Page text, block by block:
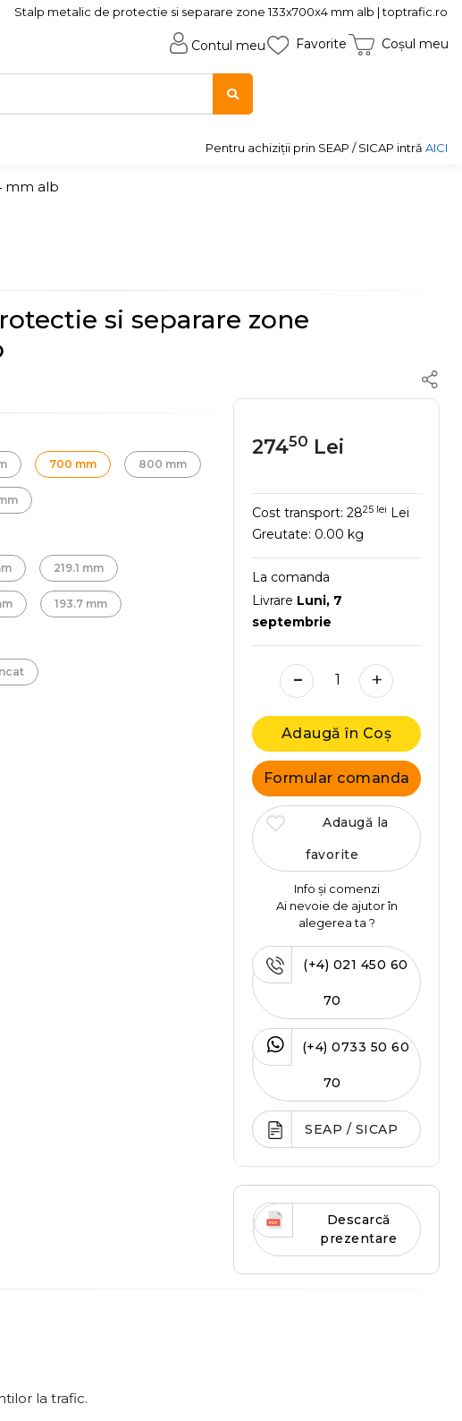
Stalp metalic de protectie si separare zone 133x700x4 mm alb | toptrafic.ro
Contul meu Favorite Coșul meu
Pentru achiziții prin SEAP / SICAP intră AICI
mm alb
si separare zone
700 mm 800 mm
219.1 mm
193.7 mm
27450 Lei
Cost transport:2825 lei Lei
Greutate: 0.00 kg
La comanda
Livrare Luni, 7
septembrie
- +
Adaugă în Coș
Formular comanda
Adaugă la
favorite
Info și comenzi
Ai nevoie de ajutor în
alegerea ta ?
(+4) 021 450 60
70
(+4) 0733 50 60
70
SEAP / SICAP
Descarcă
prezentare
la trafic.